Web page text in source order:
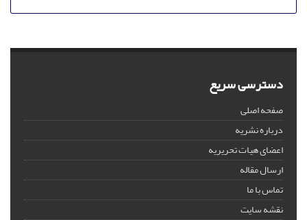
دسترسی سریع
صفحه اصلی
درباره نشریه
اعضای هیات تحریریه
ارسال مقاله
تماس با ما
نقشه سایت